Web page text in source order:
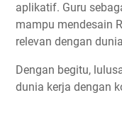
aplikatif. Guru
mampu mendesain
relevan dengan
Dengan begitu,
dunia kerja dengan